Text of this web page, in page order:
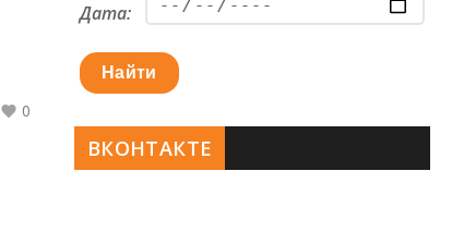
0
Дата:
Найти
ВКОНТАКТЕ